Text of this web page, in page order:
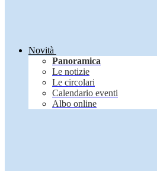
Novità
Panoramica
Le notizie
Le circolari
Calendario eventi
Albo online